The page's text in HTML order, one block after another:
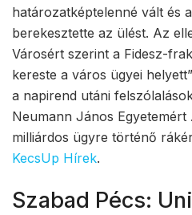
határozatképtelenné vált és
berekesztette az ülést. Az
Városért szerint a Fidesz-
kereste a város ügyei
a napirend utáni
Neumann János Egyetemért
milliárdos ügyre történő
KecsUp Hírek.
Szabad Pécs: